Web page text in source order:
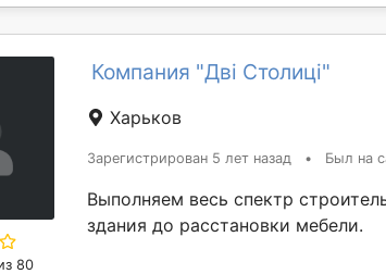
80
Компания "Дві Столиці"
Харьков
Зарегистрирован 5 лет назад • Был на
Выполняем весь спектр
здания до расстановки мебели.